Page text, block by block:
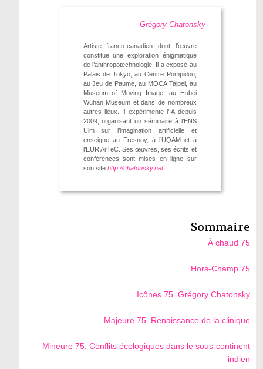
Grégory Chatonsky
Artiste franco-canadien dont l’œuvre
constitue une exploration énigmatique
de l’anthropotechnologie. Il a exposé au
Palais de Tokyo, au Centre Pompidou,
au Jeu de Paume, au MOCA Taipei, au
Museum of Moving Image, au Hubei
Wuhan Museum et dans de nombreux
autres lieux. Il expérimente l’IA depuis
2009, organisant un séminaire à l’ENS
Ulm sur l’imagination artificielle et
enseigne au Fresnoy, à l’UQAM et à
l’EUR ArTeC. Ses œuvres, ses écrits et
conférences sont mises en ligne sur
son site http://chatonsky.net
Sommaire
À chaud 75
Hors-Champ 75
Icônes 75. Grégory Chatonsky
Majeure 75. Renaissance de la clinique
Mineure 75. Conflits écologiques dans le sous-continent
indien